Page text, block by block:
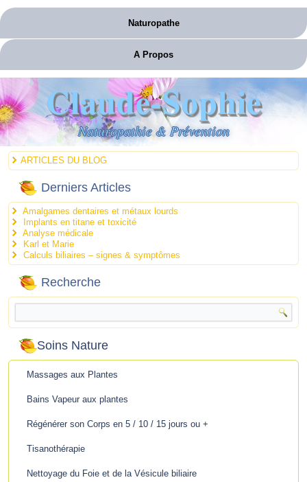
Naturopathe
A Propos
Claude-Sophie
Naturopathie & Prévention
ARTICLES DU BLOG
Derniers Articles
Amalgames dentaires et métaux lourds
Implants en titane et toxicité
Analyse médicale
Karl et Marie
Calculs biliaires – signes & symptômes
Recherche
Soins Nature
Massages aux Plantes
Bains Vapeur aux plantes
Régénérer son Corps en 5 / 10 / 15 jours ou +
Tisanothérapie
Nettoyage du Foie et de la Vésicule biliaire